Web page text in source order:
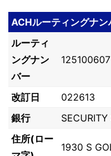
ACHルーティングナ
ルーティ
ングナン
バー
125100607
改訂日
022613
銀行
住所(ロー
1930 S